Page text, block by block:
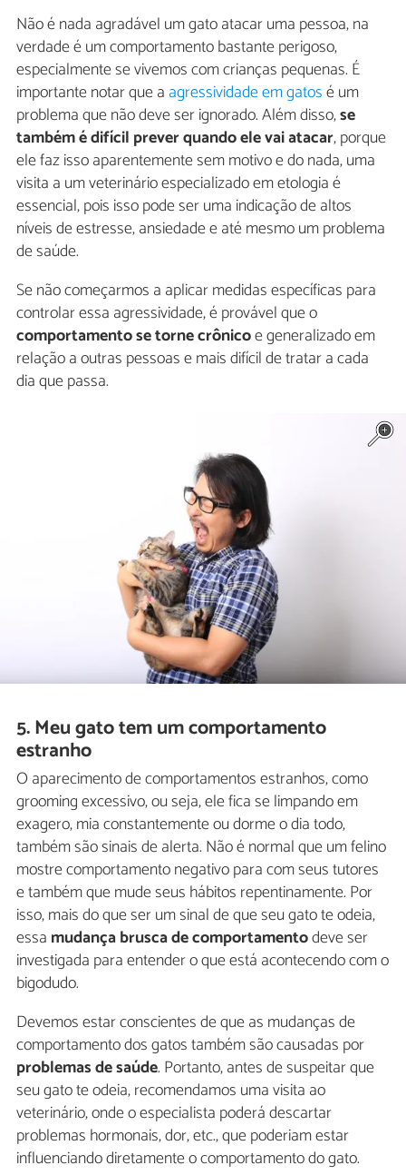
Não é nada agradável um gato atacar uma pessoa, na
verdade é um comportamento bastante perigoso,
especialmente se vivemos com crianças pequenas. É
importante notar que a agressividade em gatosé um
problema que não deve ser ignorado. Além disso,se
também é difícil prever quando ele vai atacar, porque
ele faz isso aparentemente sem motivo e do nada, uma
visita a um veterinário especializado em etologia é
essencial, pois isso pode ser uma indicação de altos
níveis de estresse, ansiedade e até mesmo um problema
de saúde.
Se não começarmos a aplicar medidas específicas para
controlar essa agressividade, é provável que o
comportamento se torne crônicoe generalizado em
relação a outras pessoas e mais difícil de tratar a cada
dia que passa.
5. Meu gato tem um comportamento
estranho
O aparecimento de comportamentos estranhos, como
grooming excessivo, ou seja, ele fica se limpando em
exagero, mia constantemente ou dorme o dia todo,
também são sinais de alerta. Não é normal que um felino
mostre comportamento negativo para com seus tutores
e também que mude seus hábitos repentinamente. Por
isso, mais do que ser um sinal de que seu gato te odeia,
essa mudança brusca de comportamentodeve ser
investigada para entender o que está acontecendo com o
bigodudo.
Devemos estar conscientes de que as mudanças de
comportamento dos gatos também são causadas por
problemas de saúde. Portanto, antes de suspeitar que
seu gato te odeia, recomendamos uma visita ao
veterinário, onde o especialista poderá descartar
problemas hormonais, dor, etc., que poderiam estar
influenciando diretamente o comportamento do gato.